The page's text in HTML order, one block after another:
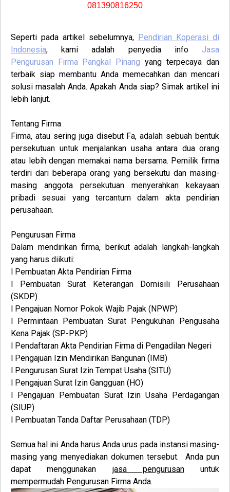
081390816250
Seperti pada artikel sebelumnya, Pendirian Koperasi di
Indonesia, kami adalah penyedia info Jasa
Pengurusan Firma Pangkal Pinang yang terpecaya dan
terbaik siap membantu Anda memecahkan dan mencari
solusi masalah Anda. Apakah Anda siap? Simak artikel ini
lebih lanjut.
Tentang Firma
Firma, atau sering juga disebut Fa, adalah sebuah bentuk
persekutuan untuk menjalankan usaha antara dua orang
atau lebih dengan memakai nama bersama. Pemilik firma
terdiri dari beberapa orang yang bersekutu dan masing-
masing anggota persekutuan menyerahkan kekayaan
pribadi sesuai yang tercantum dalam akta pendirian
perusahaan.
Pengurusan Firma
Dalam mendirikan firma, berikut adalah langkah-langkah
yang harus diikuti:
l Pembuatan Akta Pendirian Firma
l Pembuatan Surat Keterangan Domisili Perusahaan
(SKDP)
l Pengajuan Nomor Pokok Wajib Pajak (NPWP)
l Permintaan Pembuatan Surat Pengukuhan Pengusaha
Kena Pajak (SP-PKP)
l Pendaftaran Akta Pendirian Firma di Pengadilan Negeri
l Pengajuan Izin Mendirikan Bangunan (IMB)
l Pengurusan Surat Izin Tempat Usaha (SITU)
l Pengajuan Surat Izin Gangguan (HO)
l Pengajuan Pembuatan Surat Izin Usaha Perdagangan
(SIUP)
l Pembuatan Tanda Daftar Perusahaan (TDP)
Semua hal ini Anda harus Anda urus pada instansi masing-
masing yang menyediakan dokumen tersebut. Anda pun
dapat menggunakan jasa pengurusan
untuk
mempermudah Pengurusan Firma Anda.